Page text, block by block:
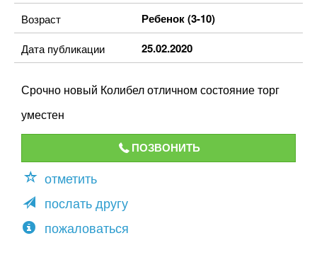
Возраст Ребенок (3-10)
Дата публикации 25.02.2020
Срочно новый Колибел отличном состояние торг
уместен
ПОЗВОНИТЬ
отметить
послать другу
пожаловаться